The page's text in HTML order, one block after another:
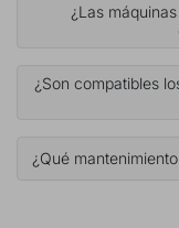
¿Las
¿Son compatibles
¿Qué